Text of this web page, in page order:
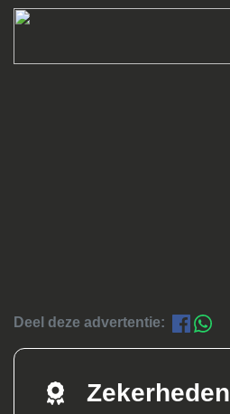
Deel deze advertentie:
Zekerheden